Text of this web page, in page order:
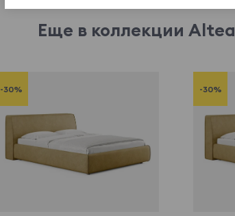
Еще в коллекции
-30% -30%